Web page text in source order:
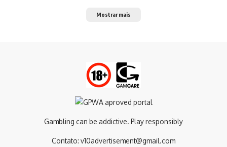
Mostrar mais
Gambling can be addictive. Play responsibly
Contato: v10advertisement@gmail.com